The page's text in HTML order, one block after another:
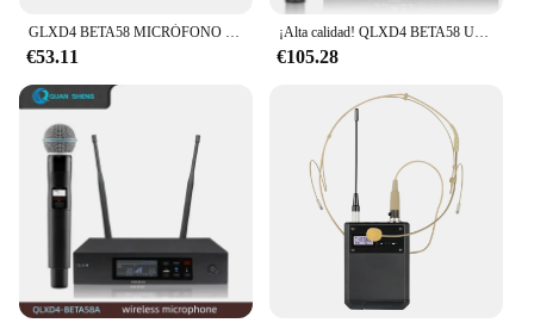
**Tailored for the Professional**
investment in your audio quality. Its sets offer a
cost-effective way to equip your entire team or
studio with reliable microphones. The beta58 is
designed to enhance the audio experience for both
the performer and the audience, making it a
valuable addition to any audio setup. Whether
you're setting up for a concert, recording studio, or
any other audio-intensive scenario, the beta58 is the
microphone that professionals trust to deliver
superior sound quality.
GLXD4 BETA58 MICRÓFONO INALÁMBRICO Dual profesional, sistema de karaoke para el hogar, actuaciones de escenario, UHF dinámico, 2 canales de mano
€53.11
¡Alta calidad! QLXD4 BETA58 UHF sistema con micrófono inalámbrico profesional, actuaciones en escenario canto fiesta micrófono dinámico de mano
€105.28